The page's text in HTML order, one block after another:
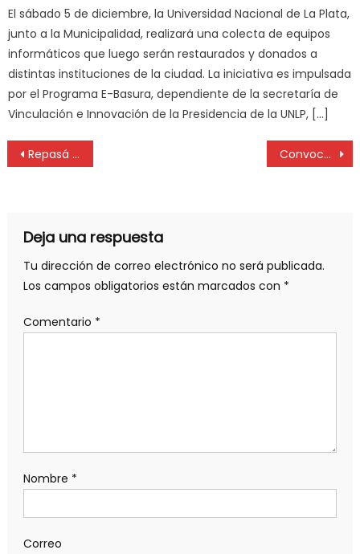
El sábado 5 de diciembre, la Universidad Nacional de La Plata,
junto a la Municipalidad, realizará una colecta de equipos
informáticos que luego serán restaurados y donados a
distintas instituciones de la ciudad. La iniciativa es impulsada
por el Programa E-Basura, dependiente de la secretaría de
Vinculación e Innovación de la Presidencia de la UNLP, […]
Repasá el programa 114, completo: notas, info y excelente música Convocan a una movida solidaria para el hospital de Villa Gesell
Deja una respuesta
Tu dirección de correo electrónico no será publicada.
Los campos obligatorios están marcados con *
Comentario *
Nombre *
Correo